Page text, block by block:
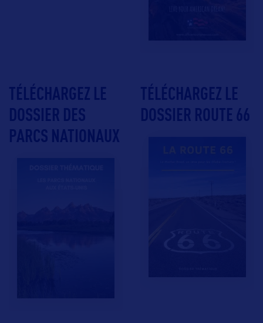
TÉLÉCHARGEZ LE
DOSSIER DES
PARCS NATIONAUX
TÉLÉCHARGEZ LE
DOSSIER ROUTE 66